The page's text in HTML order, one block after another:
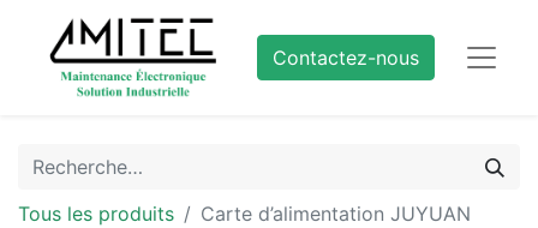
Contactez-nous
Tous les produits Carte d’alimentation JUYUAN